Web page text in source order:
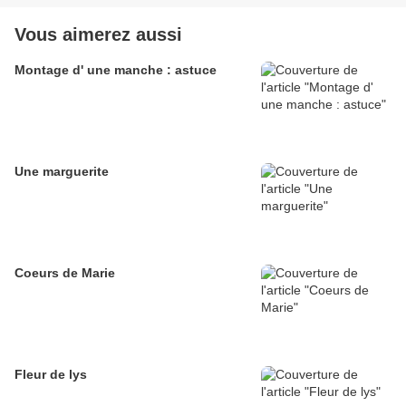
Vous aimerez aussi
Montage d' une manche : astuce
Une marguerite
Coeurs de Marie
Fleur de lys